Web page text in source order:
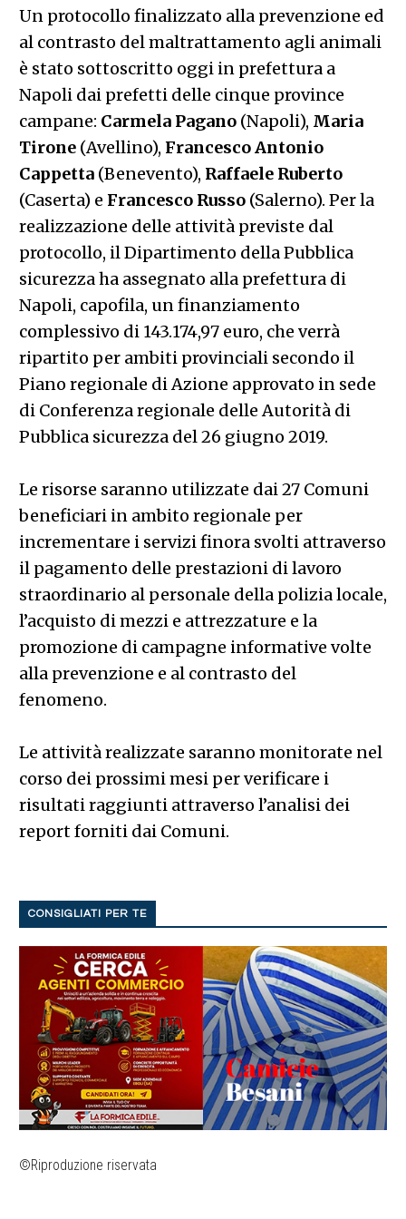
Un protocollo finalizzato alla prevenzione ed
al contrasto del maltrattamento agli animali
è stato sottoscritto oggi in prefettura a
Napoli dai prefetti delle cinque province
campane: Carmela Pagano(Napoli), Maria
Tirone(Avellino), FrancescoAntonio
Cappetta(Benevento), Raffaele Ruberto
(Caserta) e Francesco Russo(Salerno). Per la
realizzazione delle attività previste dal
protocollo, il Dipartimento della Pubblica
sicurezza ha assegnato alla prefettura di
Napoli, capofila, un finanziamento
complessivo di 143.174,97 euro, che verrà
ripartito per ambiti provinciali secondo il
Piano regionale di Azione approvato in sede
di Conferenza regionale delle Autorità di
Pubblica sicurezza del 26 giugno 2019.
Le risorse saranno utilizzate dai 27 Comuni
beneficiari in ambito regionale per
incrementare i servizi finora svolti attraverso
il pagamento delle prestazioni di lavoro
straordinario al personale della polizia locale,
l’acquisto di mezzi e attrezzature e la
promozione di campagne informative volte
alla prevenzione e al contrasto del
fenomeno.
Le attività realizzate saranno monitorate nel
corso dei prossimi mesi per verificare i
risultati raggiunti attraverso l’analisi dei
report forniti dai Comuni.
CONSIGLIATI PER TE
©Riproduzione riservata